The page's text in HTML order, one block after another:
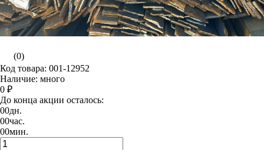
(0)
Код товара: 001-12952
Наличие: много
0 ₽
До конца акции осталось:
00дн.
00час.
00мин.